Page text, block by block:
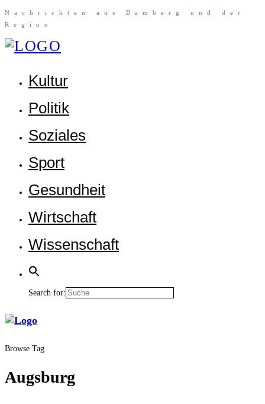
Nach­rich­ten aus Bam­berg und der
Region
Kul­tur
Poli­tik
Sozia­les
Sport
Gesund­heit
Wirt­schaft
Wis­sen­schaft
Search for:
Browse Tag
Augsburg